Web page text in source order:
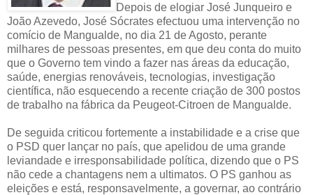
Depois de elogiar José Junqueiro e
João Azevedo, José Sócrates efectuou uma intervenção no
comício de Mangualde, no dia 21 de Agosto, perante
milhares de pessoas presentes, em que deu conta do muito
que o Governo tem vindo a fazer nas áreas da educação,
saúde, energias renováveis, tecnologias, investigação
científica, não esquecendo a recente criação de 300 postos
de trabalho na fábrica da Peugeot-Citroen de Mangualde.
De seguida criticou fortemente a instabilidade e a crise que
o PSD quer lançar no país, que apelidou de uma grande
leviandade e irresponsabilidade política, dizendo que o PS
não cede a chantagens nem a ultimatos. O PS ganhou as
eleições e está, responsavelmente, a governar, ao contrário